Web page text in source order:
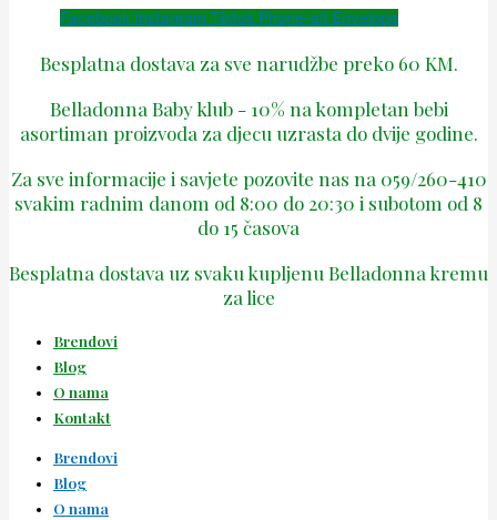
Facebook Instagram Tiktok Phone-alt Envelope
Besplatna dostava za sve narudžbe preko 60 KM.
Belladonna Baby klub - 10% na kompletan bebi
asortiman proizvoda za djecu uzrasta do dvije godine.
Za sve informacije i savjete pozovite nas na 059/260-410
svakim radnim danom od 8:00 do 20:30 i subotom od 8
do 15 časova
Besplatna dostava uz svaku kupljenu Belladonna kremu
za lice
Brendovi
Blog
O nama
Kontakt
Brendovi
Blog
O nama